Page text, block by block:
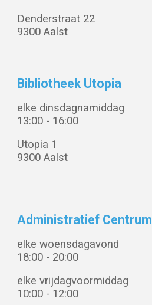
Denderstraat 22
9300 Aalst
Bibliotheek Utopia
elke dinsdagnamiddag
13:00 - 16:00
Utopia 1
9300 Aalst
Administratief Centrum
elke woensdagavond
18:00 - 20:00
elke vrijdagvoormiddag
10:00 - 12:00